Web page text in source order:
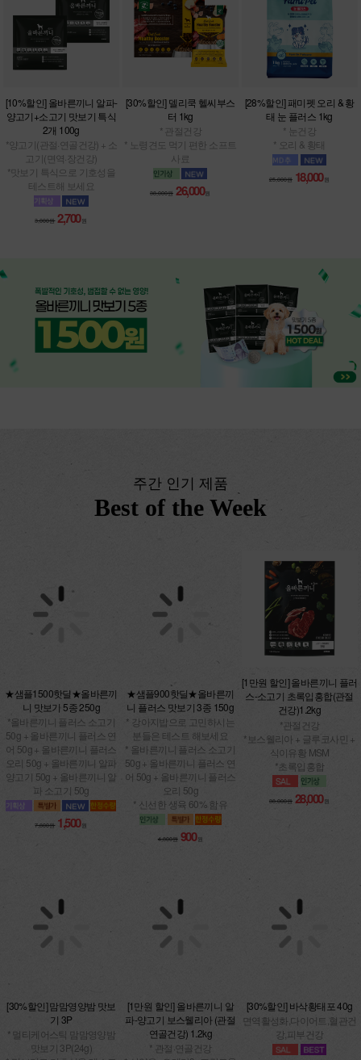
[10%할인] 올바른끼니 알파-
양고기+소고기 맛보기 특식
2개 100g
*양고기(관절·연골건강) + 소
고기(면역·장건강)
*맛보기 특식으로 기호성을
테스트해 보세요
3,000원 2,700 원
[30%할인] 델리쿡 헬씨부스
터 1kg
* 관절건강
* 노령견도 먹기 편한 소프트
사료
38,000원 26,000원
[28%할인] 패미펫 오리 & 황
태 눈 플러스 1kg
* 눈건강
* 오리 & 황태
25,000원 18,000 원
주간 인기 제품
Best of the Week
니 맛보기 5종 250g
*올바른끼니 플러스 소고기
50g + 올바른끼니 플러스 연
어 50g + 올바른끼니 플러스
오리 50g + 올바른끼니 알파
양고기 50g + 올바른끼니 알
파 소고기 50g
1,500
★샘플900핫딜★올바른끼
니 플러스 맛보기 3종 150g
* 강아지밥으로 고민하시는
분들은 테스트 해보세요
* 올바른끼니 플러스 소고기
50g + 올바른끼니 플러스 연
어 50g + 올바른끼니 플러스
오리 50g
* 신선한 생육 60% 함유
900
[1만원 할인] 올바른끼니 플러
스-소고기 초록입홍합(관절
건강)1.2kg
*관절건강
*보스웰리아 + 글루코사민 +
식이유황 MSM
*초록입홍합
38,000원 28,000 원
기 3P
* 멀티케어스틱 맘맘영양밤
맛보기 3P(24g)
* 맛보기로 기호성을 테스트
연골건강) 1.2kg
* 관절·연골건강
* 산양유+오메가3+프락토올
리고당
면역활성화,다이어트,혈관건
강,피부건강